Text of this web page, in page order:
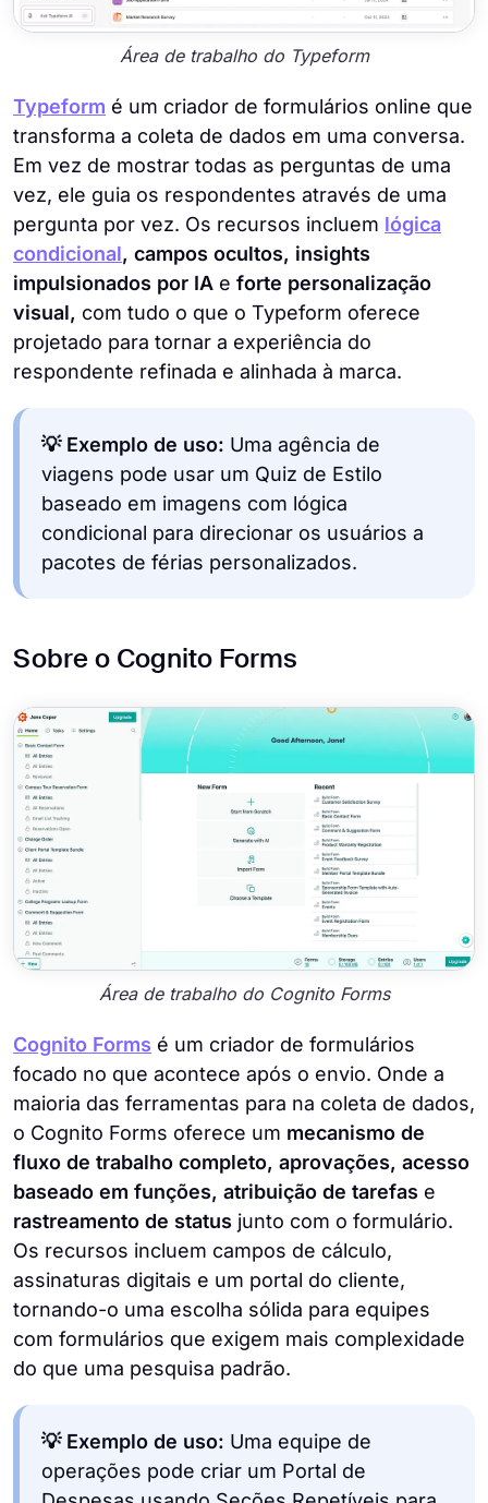
Área de trabalho do Typeform
Typeform é um criador de formulários online que
transforma a coleta de dados em uma conversa.
Em vez de mostrar todas as perguntas de uma
vez, ele guia os respondentes através de uma
pergunta por vez. Os recursos incluem lógica
condicional, campos ocultos, insights
impulsionados por IA e forte personalização
visual, com tudo o que o Typeform oferece
projetado para tornar a experiência do
respondente refinada e alinhada à marca.
💡 Exemplo de uso: Uma agência de
viagens pode usar um Quiz de Estilo
baseado em imagens com lógica
condicional para direcionar os usuários a
pacotes de férias personalizados.
Sobre o Cognito Forms
Área de trabalho do Cognito Forms
Cognito Forms é um criador de formulários
focado no que acontece após o envio. Onde a
maioria das ferramentas para na coleta de dados,
o Cognito Forms oferece um mecanismo de
fluxo de trabalho completo, aprovações, acesso
baseado em funções, atribuição de tarefas e
rastreamento de status junto com o formulário.
Os recursos incluem campos de cálculo,
assinaturas digitais e um portal do cliente,
tornando-o uma escolha sólida para equipes
com formulários que exigem mais complexidade
do que uma pesquisa padrão.
💡 Exemplo de uso: Uma equipe de
operações pode criar um Portal de